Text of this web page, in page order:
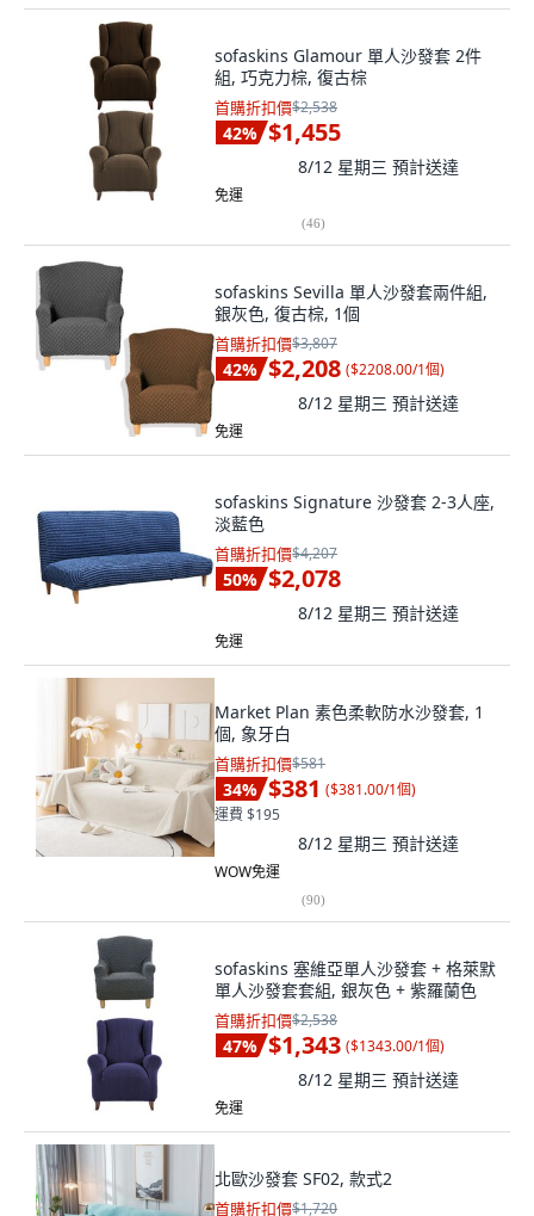
sofaskins Glamour 單人沙發套 2件
組, 巧克力棕, 復古棕
首購折扣價$2,538
42% $1,455
8/12 星期三 預計送達
免運
(46)
sofaskins Sevilla 單人沙發套兩件組,
銀灰色, 復古棕, 1個
首購折扣價$3,807
42% $2,208 ($2208.00/1個)
8/12 星期三 預計送達
免運
sofaskins Signature 沙發套 2-3人座,
淡藍色
首購折扣價$4,207
50% $2,078
8/12 星期三 預計送達
免運
Market Plan 素色柔軟防水沙發套, 1
個, 象牙白
首購折扣價$581
34% $381 ($381.00/1個)
運費 $195
8/12 星期三 預計送達
WOW免運
(90)
sofaskins 塞維亞單人沙發套 + 格萊默
單人沙發套套組, 銀灰色 + 紫羅蘭色
首購折扣價$2,538
47% $1,343 ($1343.00/1個)
8/12 星期三 預計送達
免運
北歐沙發套 SF02, 款式2
首購折扣價$1,720